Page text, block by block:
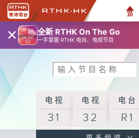
× 全新 RTHK On The Go
一手掌握 RTHK 电台、电视节目
电视
31
电视
32
电台
R1